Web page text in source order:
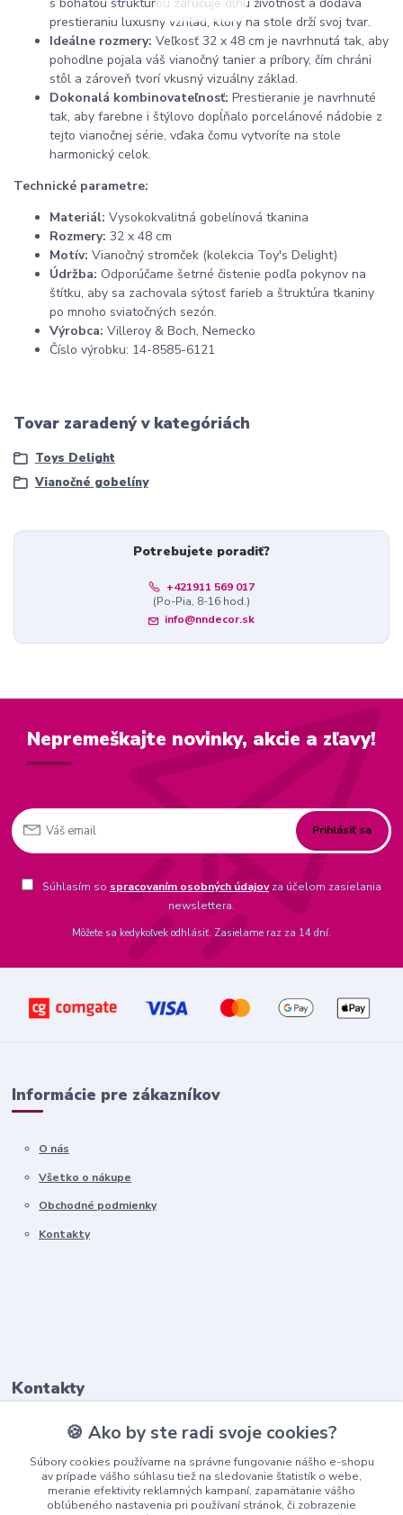
prestieraniu luxusný vzhľad, ktorý na stole drží svoj tvar.
Ideálne rozmery: Veľkosť 32 x 48 cm je navrhnutá tak, aby
pohodlne pojala váš vianočný tanier a príbory, čím chráni
stôl a zároveň tvorí vkusný vizuálny základ.
Dokonalá kombinovateľnosť: Prestieranie je navrhnuté
tak, aby farebne i štýlovo dopĺňalo porcelánové nádobie z
tejto vianočnej série, vďaka čomu vytvoríte na stole
harmonický celok.
Technické parametre:
Materiál: Vysokokvalitná gobelínová tkanina
Rozmery: 32 x 48 cm
Motív: Vianočný stromček (kolekcia Toy's Delight)
Údržba: Odporúčame šetrné čistenie podľa pokynov na
štítku, aby sa zachovala sýtosť farieb a štruktúra tkaniny
po mnoho sviatočných sezón.
Výrobca: Villeroy & Boch, Nemecko
Číslo výrobku: 14-8585-6121
Tovar zaradený v kategóriách
Toys Delight
Vianočné gobelíny
Potrebujete poradiť?
+421911 569 017
(Po-Pia, 8-16 hod.)
info@nndecor.sk
Nepremeškajte novinky, akcie a zľavy!
Prihlásiť sa
Súhlasím so spracovaním osobných údajovza účelom zasielania
newslettera.
Môžete sa kedykoľvek odhlásiť. Zasielame raz za 14 dní.
Informácie pre zákazníkov
O nás
Všetko o nákupe
Obchodné podmienky
Kontakty
Kontakty
+421911 569 017
(Po-Pia, 8-16 hod.)
info@nndecor.sk
🍪 Ako by ste radi svoje cookies?
Súbory cookies používame na správne fungovanie nášho e-shopu
av prípade vášho súhlasu tiež na sledovanie štatistík o webe,
meranie efektivity reklamných kampaní, zapamätanie vášho
obľúbeného nastavenia pri používaní stránok, či zobrazenie